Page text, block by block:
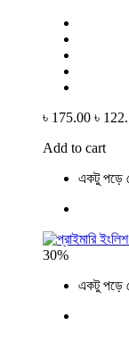
৳ 175.00 ৳
Add to cart
একটু পড়ে
30%
একটু পড়ে